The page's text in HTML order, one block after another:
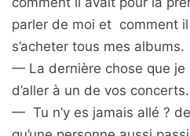
parler de moi et comment
s’acheter tous mes albums.
— La dernière chose que je
d’aller à un de vos concerts.
— Tu n’y es jamais allé ?